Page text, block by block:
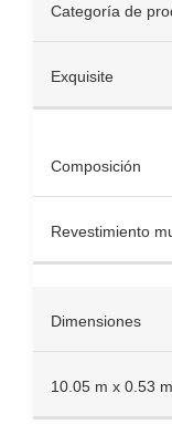
Categoría de
Exquisite
Composición
Revestimiento
Dimensiones
10.05 m x 0.53 m